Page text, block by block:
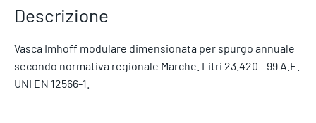
Descrizione
Vasca Imhoff modulare dimensionata per spurgo annuale
secondo normativa regionale Marche. Litri 23.420 - 99 A.E.
UNI EN 12566-1.